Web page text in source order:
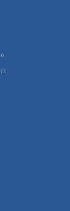
Pakistan